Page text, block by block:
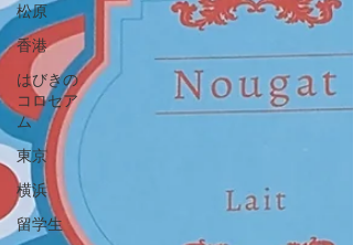
松原
香港
はびきの
コロセア
ム
東京
横浜
留学生